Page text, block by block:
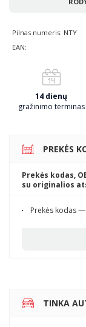
Pilnas numeris: NTY
EAN:
14 dienų
gražinimo terminas
PREKĖS
Prekės kodas,
su originalios
Prekės kodas —
TINKA